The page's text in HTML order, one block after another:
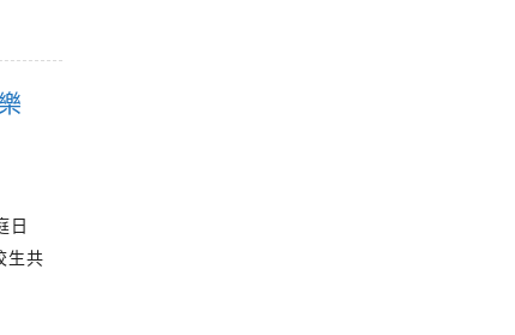
日
生共